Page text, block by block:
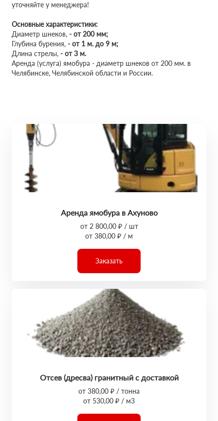
уточняйте у менеджера!
Основные характеристики:
Диаметр шнеков, - от 200 мм;
Глубина бурения, - от 1 м. до 9 м;
Длина стрелы, - от 3 м.
Аренда (услуга) ямобура - диаметр шнеков от 200 мм. в
Челябинске, Челябинской области и России.
Аренда ямобура в Ахуново
от 2 800,00 ₽ / шт
от 380,00 ₽ / м
Заказать
Отсев (дресва) гранитный с доставкой
от 380,00 ₽ / тонна
от 530,00 ₽ / м3